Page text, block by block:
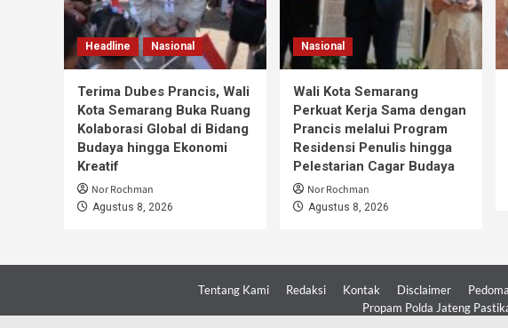
Headline Nasional
Terima Dubes Prancis, Wali
Kota Semarang Buka Ruang
Kolaborasi Global di Bidang
Budaya hingga Ekonomi
Kreatif
Nor Rochman
Agustus 8, 2026
Nasional
Wali Kota Semarang
Perkuat Kerja Sama dengan
Prancis melalui Program
Residensi Penulis hingga
Pelestarian Cagar Budaya
Nor Rochman
Agustus 8, 2026
Tentang Kami Redaksi Kontak Disclaimer
Propam Polda Jateng